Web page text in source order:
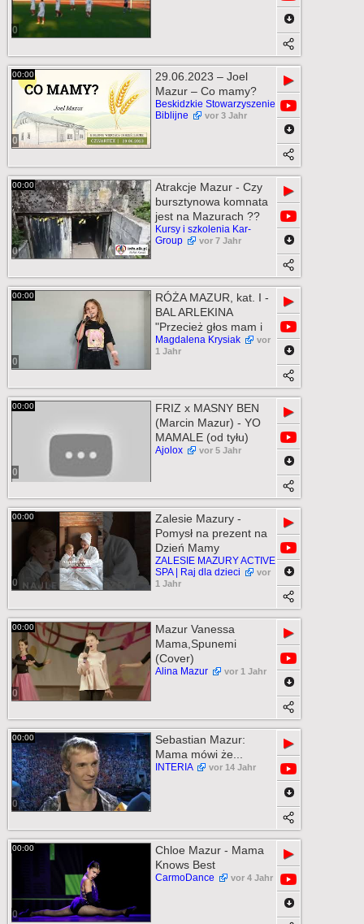
0
00:00
0
29.06.2023 – Joel
Mazur – Co mamy?
Beskidzkie Stowarzyszenie
Biblijne
vor 3 Jahr
▶
00:00
0
Atrakcje Mazur - Czy
bursztynowa komnata
jest na Mazurach ??
Kursy i szkolenia Kar-
Group
vor 7 Jahr
▶
00:00
0
RÓŻA MAZUR, kat. I -
BAL ARLEKINA
"Przecież głos mam i
Magdalena Krysiak
vor
1 Jahr
▶
00:00
0
FRIZ x MASNY BEN
(Marcin Mazur) - YO
MAMALE (od tyłu)
Ajolox vor 5 Jahr
▶
00:00
0
Zalesie Mazury -
Pomysł na prezent na
Dzień Mamy
ZALESIE MAZURY ACTIVE
SPA | Raj dla dzieci
vor
1 Jahr
▶
00:00
0
Mazur Vanessa
Mama,Spunemi
(Cover)
Alina Mazur vor 1 Jahr
▶
00:00
0
Sebastian Mazur:
Mama mówi że...
INTERIA vor 14 Jahr
▶
00:00
0
Chloe Mazur - Mama
Knows Best
CarmoDance vor 4 Jahr
▶